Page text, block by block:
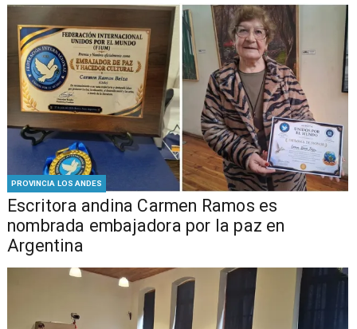
PROVINCIA LOS ANDES
Escritora andina Carmen Ramos es
nombrada embajadora por la paz en
Argentina